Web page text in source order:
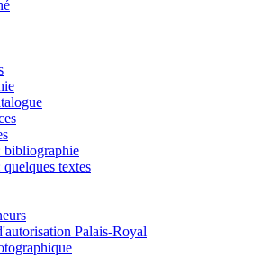
bibliographie
textes
Palais-Royal